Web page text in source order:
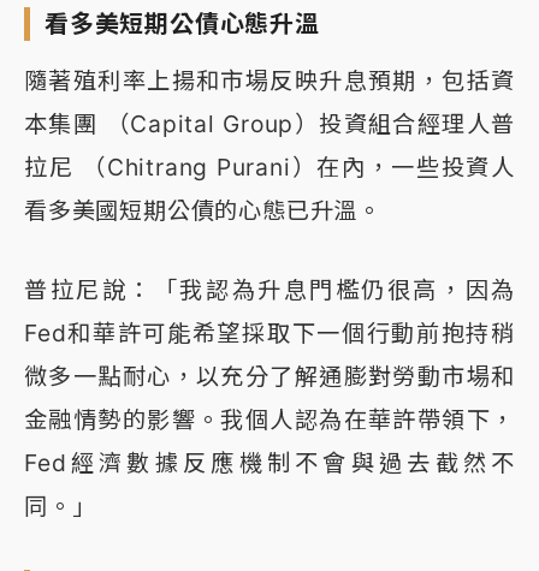
看多美短期公債心態升溫
隨著殖利率上揚和市場反映升息預期，包括資
本集團 （Capital Group）投資組合經理人普
拉尼 （Chitrang Purani）在內，一些投資人
看多美國短期公債的心態已升溫。
普拉尼說：「我認為升息門檻仍很高，因為
Fed和華許可能希望採取下一個行動前抱持稍
微多一點耐心，以充分了解通膨對勞動市場和
金融情勢的影響。我個人認為在華許帶領下，
Fed經濟數據反應機制不會與過去截然不
同。」